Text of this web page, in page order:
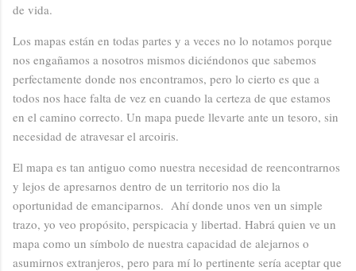
de vida.
Los mapas están en todas partes y a veces no lo notamos porque
nos engañamos a nosotros mismos diciéndonos que sabemos
perfectamente donde nos encontramos, pero lo cierto es que a
todos nos hace falta de vez en cuando la certeza de que estamos
en el camino correcto. Un mapa puede llevarte ante un tesoro, sin
necesidad de atravesar el arcoiris.
El mapa es tan antiguo como nuestra necesidad de reencontrarnos
y lejos de apresarnos dentro de un territorio nos dio la
oportunidad de emanciparnos. Ahí donde unos ven un simple
trazo, yo veo propósito, perspicacia y libertad. Habrá quien ve un
mapa como un símbolo de nuestra capacidad de alejarnos o
asumirnos extranjeros, pero para mí lo pertinente sería aceptar que